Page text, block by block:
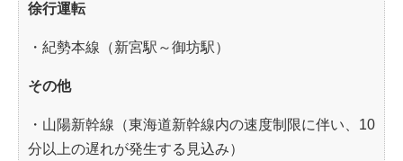
徐行運転
・紀勢本線（新宮駅～御坊駅）
その他
・山陽新幹線（東海道新幹線内の速度制限に伴い、10
分以上の遅れが発生する見込み）